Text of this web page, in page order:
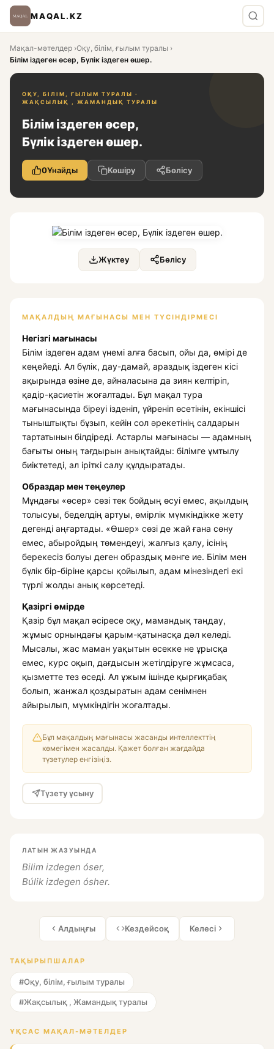
MAQAL.KZ
Мақал-мәтелдер ›Оқу, білім, ғылым туралы ›
Білім іздеген өсер, Бүлік іздеген өшер.
ОҚУ, БІЛІМ, ҒЫЛЫМ ТУРАЛЫ ·
ЖАҚСЫЛЫҚ , ЖАМАНДЫҚ ТУРАЛЫ
Білім іздеген өсер,
Бүлік іздеген өшер.
0Ұнайды Көшіру Бөлісу
Жүктеу Бөлісу
МАҚАЛДЫҢ МАҒЫНАСЫ МЕН ТҮСІНДІРМЕСІ
Негізгі мағынасы
Білім іздеген адам үнемі алға басып, ойы да, өмірі де
кеңейеді. Ал бүлік, дау-дамай, араздық іздеген кісі
ақырында өзіне де, айналасына да зиян келтіріп,
қадір-қасиетін жоғалтады. Бұл мақал тура
мағынасында біреуі ізденіп, үйреніп өсетінін, екіншісі
тыныштықты бұзып, кейін сол әрекетінің салдарын
тартатынын білдіреді. Астарлы мағынасы — адамның
бағыты оның тағдырын анықтайды: білімге ұмтылу
биіктетеді, ал іріткі салу құлдыратады.
Образдар мен теңеулер
Мұндағы «өсер» сөзі тек бойдың өсуі емес, ақылдың
толысуы, беделдің артуы, өмірлік мүмкіндікке жету
дегенді аңғартады. «Өшер» сөзі де жай ғана сөну
емес, абыройдың төмендеуі, жалғыз қалу, ісінің
берекесіз болуы деген образдық мәнге ие. Білім мен
бүлік бір-біріне қарсы қойылып, адам мінезіндегі екі
түрлі жолды анық көрсетеді.
Қазіргі өмірде
Қазір бұл мақал әсіресе оқу, мамандық таңдау,
жұмыс орнындағы қарым-қатынасқа дәл келеді.
Мысалы, жас маман уақытын өсекке не ұрысқа
емес, курс оқып, дағдысын жетілдіруге жұмсаса,
қызметте тез өседі. Ал ұжым ішінде қырғиқабақ
болып, жанжал қоздыратын адам сенімнен
айырылып, мүмкіндігін жоғалтады.
Бұл мақалдың мағынасы жасанды интеллекттің
көмегімен жасалды. Қажет болған жағдайда
түзетулер енгізіңіз.
Түзету ұсыну
ЛАТЫН ЖАЗУЫНДА
Bilim izdegen óser,
Búlik izdegen ósher.
Алдыңғы Кездейсоқ Келесі
ТАҚЫРЫПШАЛАР
#Оқу, білім, ғылым туралы
#Жақсылық , Жамандық туралы
ҰҚСАС МАҚАЛ-МӘТЕЛДЕР